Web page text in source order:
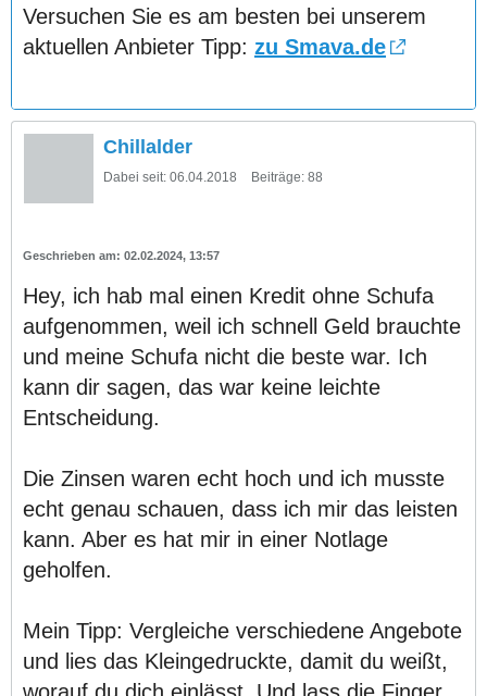
Versuchen Sie es am besten bei unserem
aktuellen Anbieter Tipp: zu Smava.de
Chillalder
Dabei seit: 06.04.2018 Beiträge: 88
02.02.2024, 13:57
Hey, ich hab mal einen Kredit ohne Schufa
aufgenommen, weil ich schnell Geld brauchte
und meine Schufa nicht die beste war. Ich
kann dir sagen, das war keine leichte
Entscheidung.
Die Zinsen waren echt hoch und ich musste
echt genau schauen, dass ich mir das leisten
kann. Aber es hat mir in einer Notlage
geholfen.
Mein Tipp: Vergleiche verschiedene Angebote
und lies das Kleingedruckte, damit du weißt,
worauf du dich einlässt. Und lass die Finger